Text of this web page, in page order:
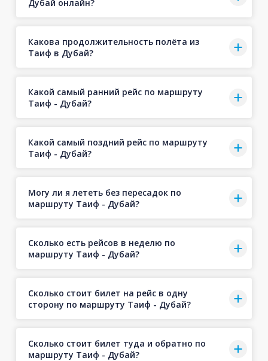
Дубай онлайн?
Какова продолжительность полёта из
Таиф в Дубай?
Какой самый ранний рейс по маршруту
Таиф - Дубай?
Какой самый поздний рейс по маршруту
Таиф - Дубай?
Могу ли я лететь без пересадок по
маршруту Таиф - Дубай?
Сколько есть рейсов в неделю по
маршруту Таиф - Дубай?
Сколько стоит билет на рейс в одну
сторону по маршруту Таиф - Дубай?
Сколько стоит билет туда и обратно по
маршруту Таиф - Дубай?